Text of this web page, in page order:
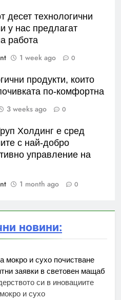
десет технологични
у нас предлагат
работа
1 week ago 0
продукти, които
по-комфортна
3 weeks ago 0
Холдинг е сред
с най-добро
управление на
1 month ago 0
новини:
мокро и сухо почистване
заявки в световен мащаб
си в иновациите
и сухо